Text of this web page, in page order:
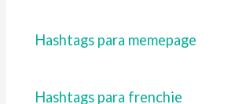
Hashtags para memepage
Hashtags para frenchie